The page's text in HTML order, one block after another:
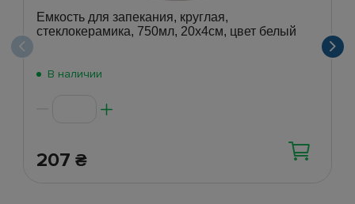
Емкость для запекания, круглая,
стеклокерамика, 750мл, 20х4см, цвет белый
В наличии
207 ₴